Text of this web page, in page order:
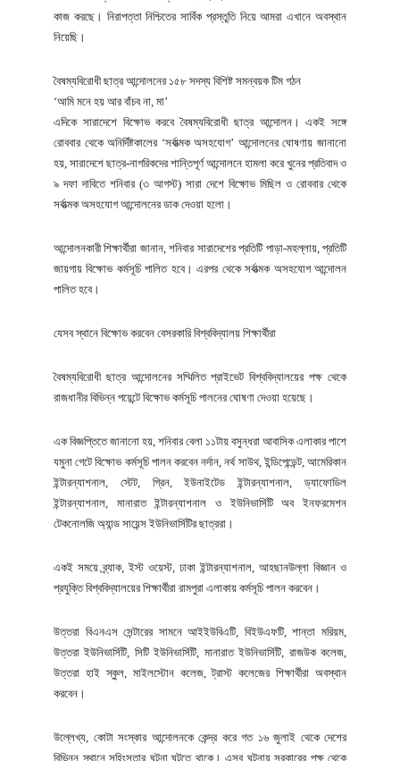
কাজ করছে। নিরাপত্তা নিশ্চিতের সার্বিক প্রস্তুতি নিয়ে আমরা এখানে অবস্থান
নিয়েছি।
বৈষম্যবিরোধী ছাত্র আন্দোলনের ১৫৮ সদস্য বিশিষ্ট সমন্বয়ক টিম গঠন
‘আমি মনে হয় আর বাঁচব না, মা’
এদিকে সারাদেশে বিক্ষোভ করবে বৈষম্যবিরোধী ছাত্র আন্দোলন। একই সঙ্গে
রোববার থেকে অনির্দিষ্টকালের ‘সর্বাত্মক অসহযোগ’ আন্দোলনের ঘোষণায় জানানো
হয়, সারাদেশে ছাত্র-নাগরিকদের শান্তিপূর্ণ আন্দোলনে হামলা করে খুনের প্রতিবাদ ও
৯ দফা দাবিতে শনিবার (৩ আগস্ট) সারা দেশে বিক্ষোভ মিছিল ও রোববার থেকে
সর্বাত্মক অসহযোগ আন্দোলনের ডাক দেওয়া হলো।
আন্দোলনকারী শিক্ষার্থীরা জানান, শনিবার সারাদেশের প্রতিটি পাড়া-মহল্লায়, প্রতিটি
জায়গায় বিক্ষোভ কর্মসূচি পালিত হবে। এরপর থেকে সর্বাত্মক অসহযোগ আন্দোলন
পালিত হবে।
যেসব স্থানে বিক্ষোভ করবেন বেসরকারি বিশ্ববিদ্যালয় শিক্ষার্থীরা
বৈষম্যবিরোধী ছাত্র আন্দোলনের সম্মিলিত প্রাইভেট বিশ্ববিদ্যালয়ের পক্ষ থেকে
রাজধানীর বিভিন্ন পয়েন্টে বিক্ষোভ কর্মসূচি পালনের ঘোষণা দেওয়া হয়েছে।
এক বিজ্ঞপ্তিতে জানানো হয়, শনিবার বেলা ১১টায় বসুন্ধরা আবাসিক এলাকার পাশে
যমুনা গেটে বিক্ষোভ কর্মসূচি পালন করবেন নর্দান, নর্থ সাউথ, ইন্ডিপেন্ডেন্ট, আমেরিকান
ইন্টারন্যাশনাল, স্টেট, গ্রিন, ইউনাইটেড ইন্টারন্যাশনাল, ড্যাফোডিল
ইন্টারন্যাশনাল, মানারাত ইন্টারন্যাশনাল ও ইউনিভার্সিটি অব ইনফরমেশন
টেকনোলজি অ্যান্ড সায়েন্স ইউনিভার্সিটির ছাত্ররা।
একই সময়ে ব্র্যাক, ইস্ট ওয়েস্ট, ঢাকা ইন্টারন্যাশনাল, আহছানউল্লা বিজ্ঞান ও
প্রযুক্তি বিশ্ববিদ্যালয়ের শিক্ষার্থীরা রামপুরা এলাকায় কর্মসূচি পালন করবেন।
উত্তরা বিএনএস সেন্টারের সামনে আইইউবিএটি, বিইউএফটি, শান্তা মরিয়ম,
উত্তরা ইউনিভার্সিটি, সিটি ইউনিভার্সিটি, মানারাত ইউনিভার্সিটি, রাজউক কলেজ,
উত্তরা হাই স্কুল, মাইলস্টোন কলেজ, ট্রাস্ট কলেজের শিক্ষার্থীরা অবস্থান
করবেন।
উল্লেখ্য, কোটা সংস্কার আন্দোলনকে কেন্দ্র করে গত ১৬ জুলাই থেকে দেশের
বিভিন্ন স্থানে সহিংসতার ঘটনা ঘটতে থাকে। এসব ঘটনায় সরকারের পক্ষ থেকে